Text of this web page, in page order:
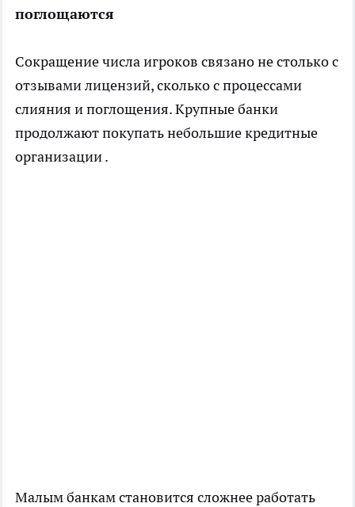
поглощаются
Сокращение числа игроков связано не столько с
отзывами лицензий, сколько с процессами
слияния и поглощения. Крупные банки
продолжают покупать небольшие кредитные
организации .
Малым банкам становится сложнее работать